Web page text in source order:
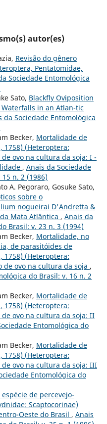
autor(es)
Revisão do gênero
Pentatomidae,
Sociedade Entomológica
Sato, Blackfly Oviposition
in an Atlan-tic
da Sociedade Entomológica
Becker, Mortalidade de
1758) (Heteroptera:
ovo na cultura da soja: I -
, Anais da Sociedade
n. 2 (1986)
A. Pegoraro, Gosuke Sato,
sobre o
nogueirai D'Andretta &
Mata Atlântica , Anais da
Brasil: v. 23 n. 3 (1994)
Becker, Mortalidade, no
de parasitóides de
1758) (Heteroptera:
de ovo na cultura da soja ,
do Brasil: v. 16 n. 2
Becker, Mortalidade de
1758) (Heteroptera:
ovo na cultura da soja: II
Entomológica do
Becker, Mortalidade de
1758) (Heteroptera:
ovo na cultura da soja: III
Entomológica do
espécie de percevejo-
Scaptocorinae)
Oeste do Brasil , Anais